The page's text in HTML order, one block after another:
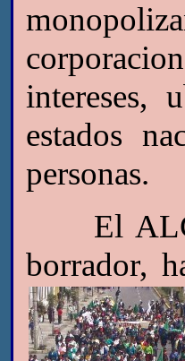
intereses,
estados
personas.
El ALCA
borrador,